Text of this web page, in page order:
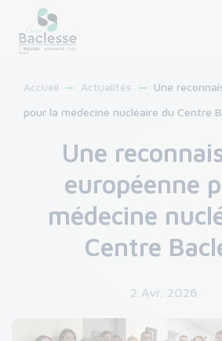
Accueil Actualités
Une
pour la médecine nucléaire du Centre
Une
européenne
médecine
Centre
2 Avr. 2026